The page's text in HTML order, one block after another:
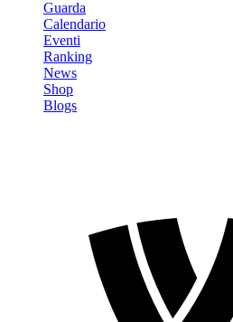
Guarda
Calendario
Eventi
Ranking
News
Shop
Blogs